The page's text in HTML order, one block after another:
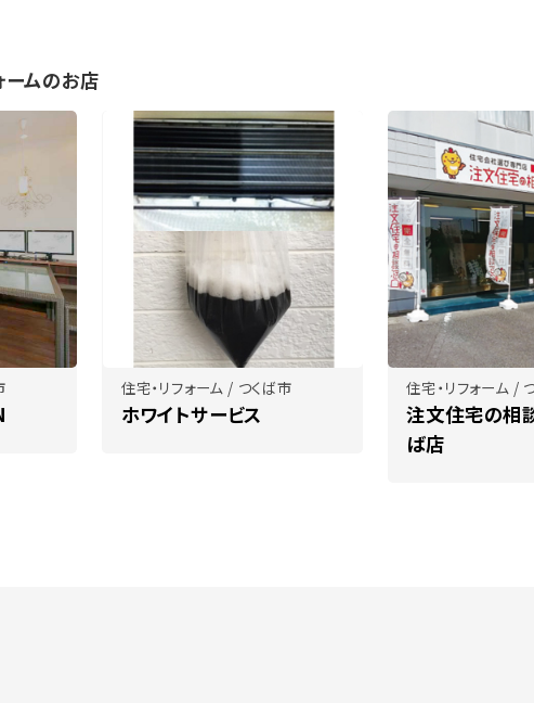
ームのお店
住宅・リフォーム / つくば市
ホワイトサービス
住宅・リフォーム /
注文住宅の相
ば店